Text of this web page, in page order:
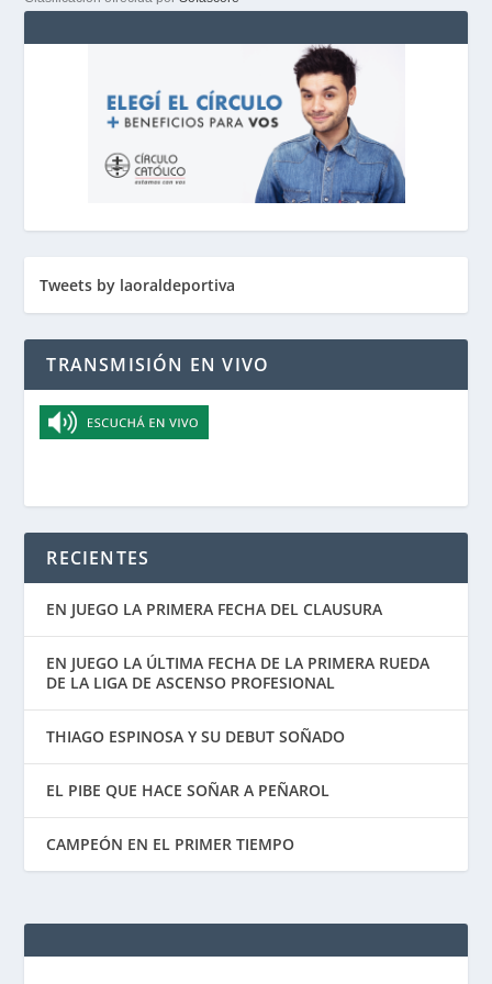
Tweets by laoraldeportiva
TRANSMISIÓN EN VIVO
RECIENTES
EN JUEGO LA PRIMERA FECHA DEL CLAUSURA
EN JUEGO LA ÚLTIMA FECHA DE LA PRIMERA RUEDA
DE LA LIGA DE ASCENSO PROFESIONAL
THIAGO ESPINOSA Y SU DEBUT SOÑADO
EL PIBE QUE HACE SOÑAR A PEÑAROL
CAMPEÓN EN EL PRIMER TIEMPO